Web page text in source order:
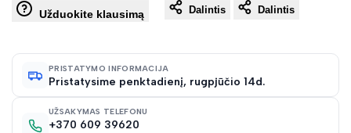
Užduokite klausimą Dalintis Dalintis
PRISTATYMO INFORMACIJA
Pristatysime penktadienį, rugpjūčio 14d.
UŽSAKYMAS TELEFONU
+370 609 39620